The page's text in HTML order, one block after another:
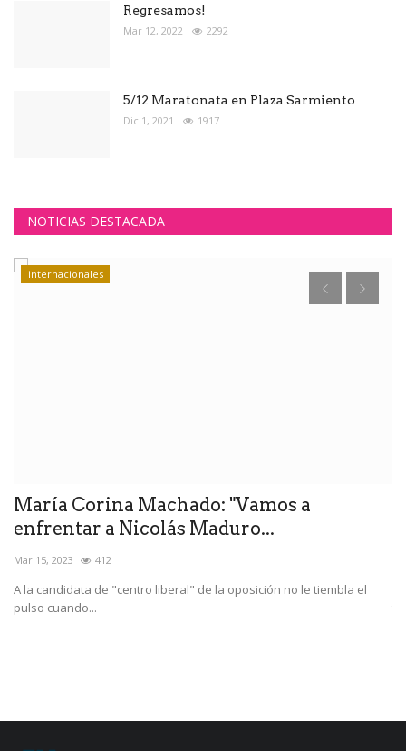
Regresamos!
Mar 12, 2022 2292
5/12 Maratonata en Plaza Sarmiento
Dic 1, 2021 1917
NOTICIAS DESTACADA
internacionales
María Corina Machado: "Vamos a
enfrentar a Nicolás Maduro...
Mar 15, 2023 412
A la candidata de "centro liberal" de la oposición no le tiembla el
pulso cuando...